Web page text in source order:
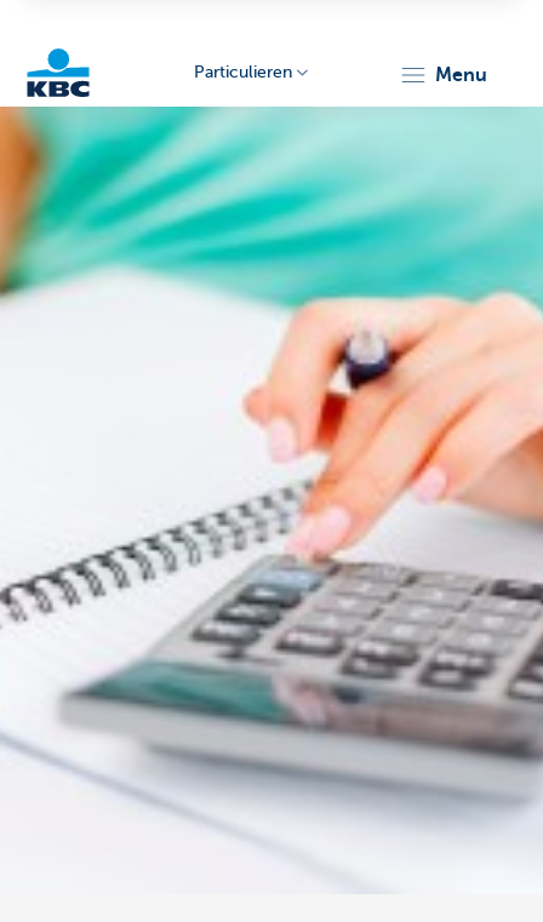
Particulieren menu